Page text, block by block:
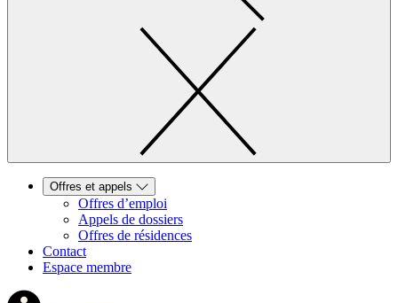
Offres et appels
Offres d’emploi
Appels de dossiers
Offres de résidences
Contact
Espace membre